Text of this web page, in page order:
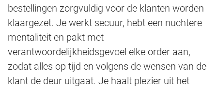
bestellingen zorgvuldig voor de klanten worden
klaargezet. Je werkt secuur, hebt een nuchtere
mentaliteit en pakt met
verantwoordelijkheidsgevoel elke order aan,
zodat alles op tijd en volgens de wensen van de
klant de deur uitgaat. Je haalt plezier uit het